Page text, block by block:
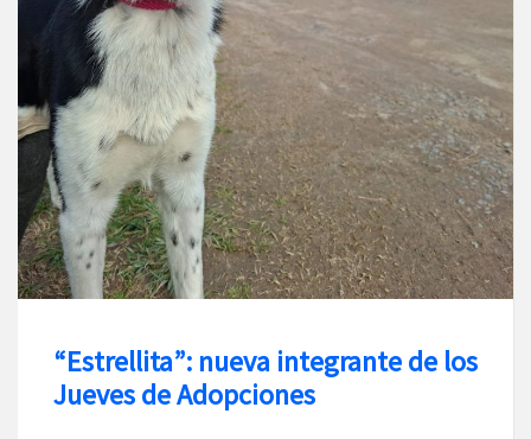
“Estrellita”: nueva integrante de los
Jueves de Adopciones